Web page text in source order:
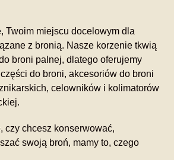
Twoim miejscu docelowym dla
z bronią. Nasze korzenie tkwią
broni palnej, dlatego oferujemy
do broni, akcesoriów do broni
celowników i kolimatorów
czy chcesz konserwować,
swoją broń, mamy to, czego